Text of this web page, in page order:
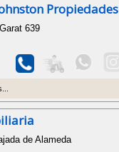
Propiedades
639
de Alameda